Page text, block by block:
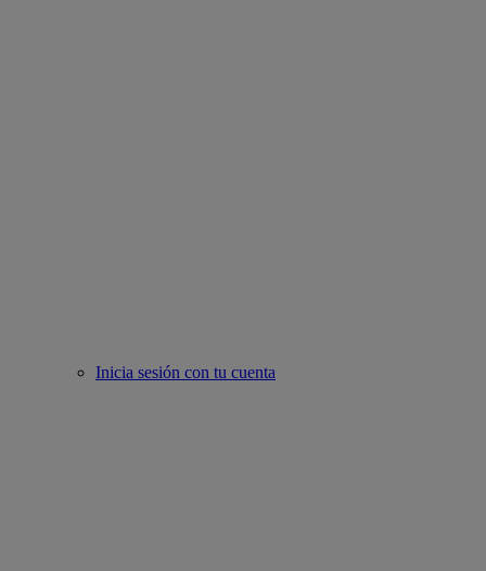
Inicia sesión con tu cuenta